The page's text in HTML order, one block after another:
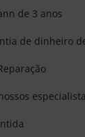
de 3 anos
de dinheiro